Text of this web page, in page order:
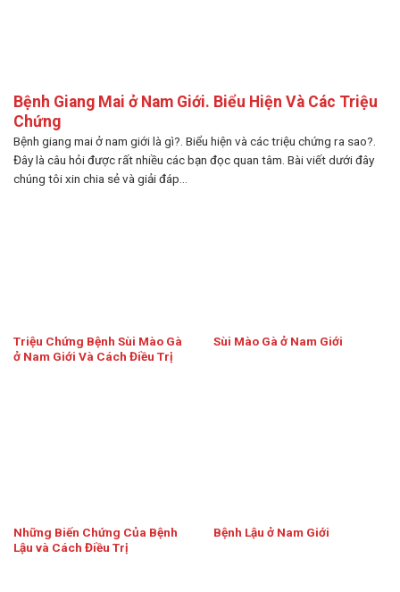
Bệnh Giang Mai ở Nam Giới. Biểu Hiện Và Các Triệu
Chứng
Bệnh giang mai ở nam giới là gì?. Biểu hiện và các triệu chứng ra sao?.
Đây là câu hỏi được rất nhiều các bạn đọc quan tâm. Bài viết dưới đây
chúng tôi xin chia sẻ và giải đáp...
Triệu Chứng Bệnh Sùi Mào Gà
ở Nam Giới Và Cách Điều Trị
Sùi Mào Gà ở Nam Giới
Những Biến Chứng Của Bệnh
Lậu và Cách Điều Trị
Bệnh Lậu ở Nam Giới